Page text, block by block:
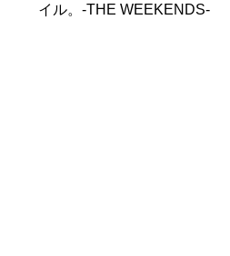
イル。-THE WEEKENDS-